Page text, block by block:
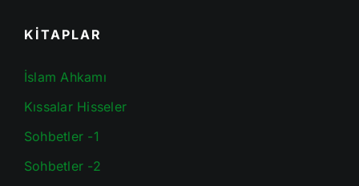
KİTAPLAR
İslam Ahkamı
Kıssalar Hisseler
Sohbetler -1
Sohbetler -2